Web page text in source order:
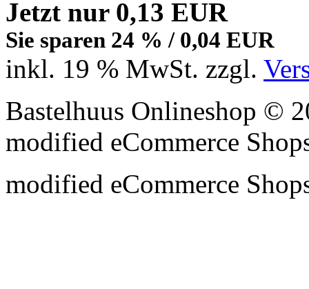
Jetzt nur 0,13 EUR
Sie sparen 24 % / 0,04 EUR
inkl. 19 % MwSt. zzgl.
Bastelhuus Onlineshop ©
modified eCommerce
modified eCommerce